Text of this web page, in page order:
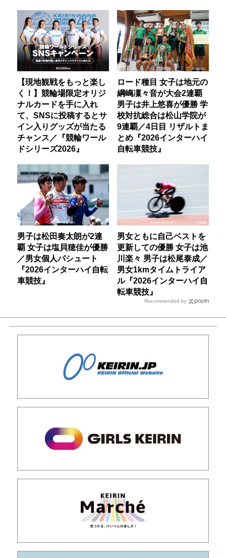
【現地観戦をもっと楽し
く！】競輪場限定オリジ
ナルカードを手に入れ
て、SNSに投稿するとサ
イン入りグッズが当たる
チャンス／『競輪ワール
ドシリーズ2026』
ロード種目 女子は地元の
綱嶋凜々音が大会2連覇
男子は井上悠喜が優勝 学
校対抗総合は松山学院が
9連覇／4日目 リザルトま
とめ『2026インターハイ
自転車競技』
男子は松田奏太朗が2連
覇 女子は塩貝穂佳が優勝
／男女個人パシュート
『2026インターハイ自転
車競技』
男女ともに自己ベストを
更新しての優勝 女子は池
川楽々 男子は松尾泰成／
男女1kmタイムトライア
ル『2026インターハイ自
転車競技』
Recommended by